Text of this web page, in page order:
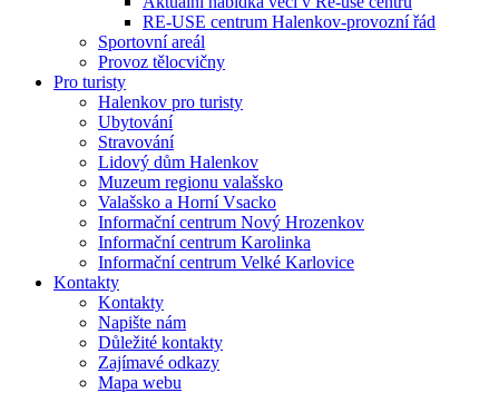
RE-USE centrum Halenkov-provozní řád
Sportovní areál
Provoz tělocvičny
Pro turisty
Halenkov pro turisty
Ubytování
Stravování
Lidový dům Halenkov
Muzeum regionu valašsko
Valašsko a Horní Vsacko
Informační centrum Nový Hrozenkov
Informační centrum Karolinka
Informační centrum Velké Karlovice
Kontakty
Kontakty
Napište nám
Důležité kontakty
Zajímavé odkazy
Mapa webu